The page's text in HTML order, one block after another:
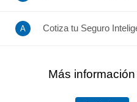
Cotiza tu Seguro
Más